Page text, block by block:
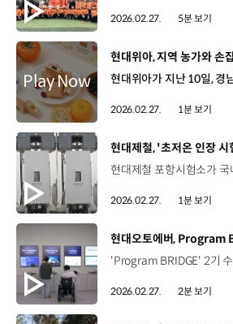
2026.02.27. 5분 보기
[동영상]
현대위아, 지역 농가와 손
2026.02.27. 1분 보기
[동영상]
현대제철, '초저온 인장
2026.02.27. 1분 보기
[동영상]
현대오토에버, Program
2026.02.27. 2분 보기